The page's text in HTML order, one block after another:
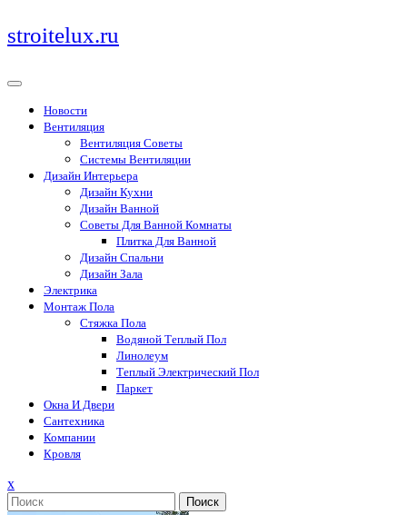
Перейти
к
stroitelux.ru
Новости
Вентиляция
Вентиляция Советы
Системы Вентиляции
Дизайн Интерьера
Дизайн Кухни
Дизайн Ванной
Советы Для Ванной Комнаты
Плитка Для Ванной
Дизайн Спальни
Дизайн Зала
Электрика
Монтаж Пола
Стяжка Пола
Водяной Теплый Пол
Линолеум
Теплый Электрический Пол
Паркет
Окна И Двери
Сантехника
Компании
Кровля
xЗакрыть
меню
Поиск